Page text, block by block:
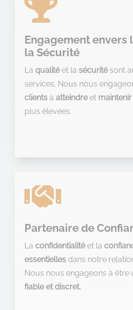

Engagement envers
la Sécurité
La qualitéet la sécuritésont
services. Nous nous
clients à atteindreet maintenir
plus élevées.

Partenaire de
La confidentialitéet la
essentielles dans notre
Nous nous engageons à être
fiable et discret.